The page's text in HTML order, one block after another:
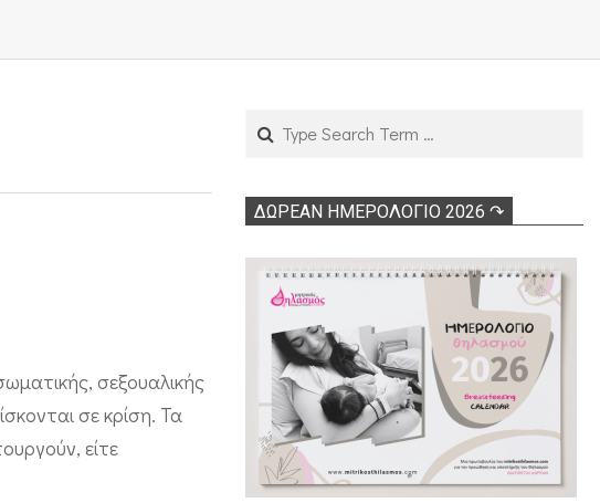
σεξουαλικής
σε κρίση. Τα
είτε
Search
ΔΩΡΕΑΝ ΗΜΕΡΟΛΟΓΙΟ 2026 ↷